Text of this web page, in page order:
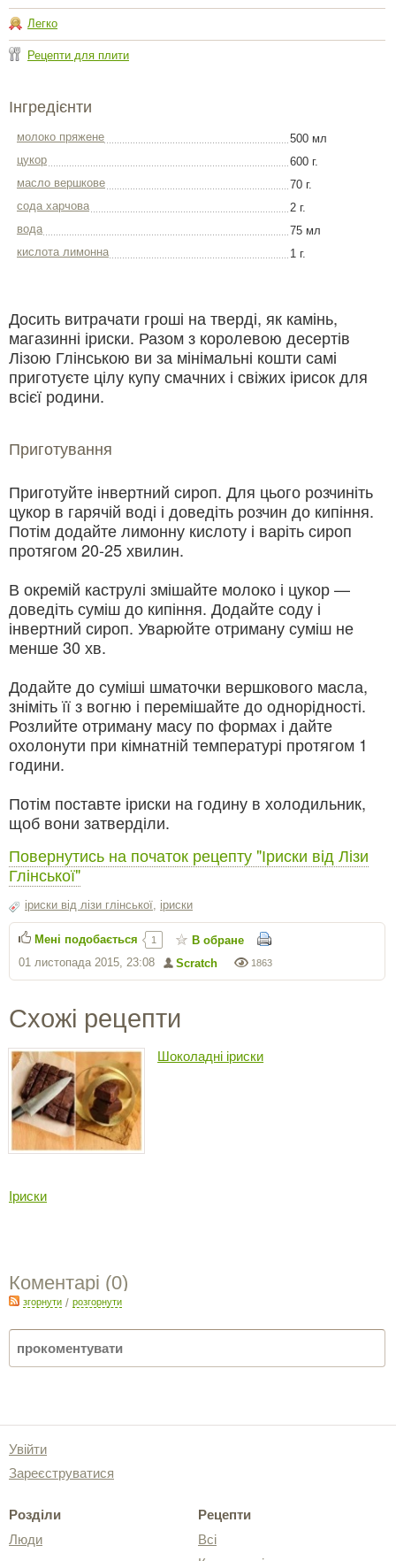
Легко
Рецепти для плити
Інгредієнти
молоко пряжене
500 мл
цукор
600 г.
масло вершкове
70 г.
сода харчова
2 г.
вода
75 мл
кислота лимонна
1 г.
Досить витрачати гроші на тверді, як камінь,
магазинні іриски. Разом з королевою десертів
Лізою Глінською ви за мінімальні кошти самі
приготуєте цілу купу смачних і свіжих ірисок для
всієї родини.
Приготування
Приготуйте інвертний сироп. Для цього розчиніть
цукор в гарячій воді і доведіть розчин до кипіння.
Потім додайте лимонну кислоту і варіть сироп
протягом 20-25 хвилин.
В окремій каструлі змішайте молоко і цукор —
доведіть суміш до кипіння. Додайте соду і
інвертний сироп. Уварюйте отриману суміш не
менше 30 хв.
Додайте до суміші шматочки вершкового масла,
зніміть її з вогню і перемішайте до однорідності.
Розлийте отриману масу по формах і дайте
охолонути при кімнатній температурі протягом 1
години.
Потім поставте іриски на годину в холодильник,
щоб вони затверділи.
Повернутись на початок рецепту "Іриски від Лізи
Глінської"
іриски від лізи глінської, іриски
1863
Scratch
01 листопада 2015, 23:08
Мені подобається 1 В обране
Схожі рецепти
Шоколадні іриски
Іриски
Коментарі (0)
згорнути / розгорнути
Увійти
Зареєструватися
Розділи
Люди
Рецепти
Всі